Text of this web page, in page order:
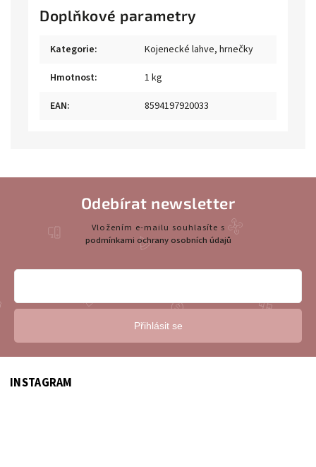
Doplňkové parametry
Kategorie:
Kojenecké lahve, hrnečky
Hmotnost:
1 kg
EAN: 8594197920033
INSTAGRAM
Odebírat newsletter
Vložením e-mailu souhlasíte s
podmínkami ochrany osobních údajů
Přihlásit se